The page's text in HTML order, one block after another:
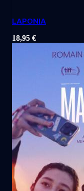
LAPONIA
18,95 €